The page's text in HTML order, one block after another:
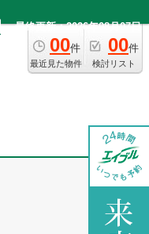
最終更新：2026年08月07日
00件
最近見た物件
00件
検討リスト